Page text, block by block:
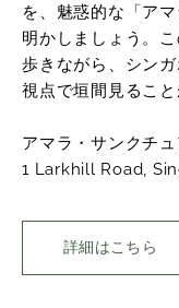
を、魅惑的な「ア
明かしましょう。
歩きながら、シン
視点で垣間見ること
アマラ・サンクチ
1 Larkhill Road,
詳細はこちら